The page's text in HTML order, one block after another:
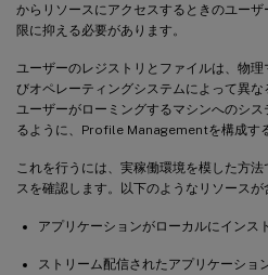
からリソースにアクセスするときのユー
限に抑える必要があります。
ユーザーのレジストリとファイルは、物
びオペレーティングシステムによって異な
ユーザーがローミングするマシンへのシ
るように、Profile Managementを構成す
これを行うには、実稼働環境を模した方
スを確認します。以下のようなリソースが
アプリケーションがローカルにインス
ストリーム配信されたアプリケーショ